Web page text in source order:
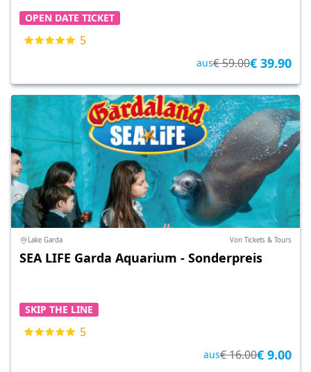
OPEN DATE TICKET
5
aus€ 59.00€ 39.90
Lake Garda Von Tickets & Tours
SEA LIFE Garda Aquarium - Sonderpreis
SKIP THE LINE
5
aus€ 16.00€ 9.00